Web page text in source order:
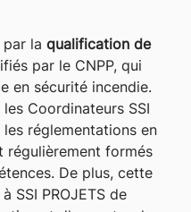
par la qualification de
par le CNPP, qui
en sécurité incendie.
Coordinateurs SSI
les réglementations en
régulièrement formés
De plus, cette
SSI PROJETS de